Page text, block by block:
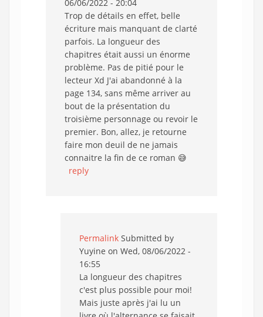
06/06/2022 - 20:04
Trop de détails en effet, belle
écriture mais manquant de clarté
parfois. La longueur des
chapitres était aussi un énorme
problème. Pas de pitié pour le
lecteur Xd J'ai abandonné à la
page 134, sans même arriver au
bout de la présentation du
troisième personnage ou revoir le
premier. Bon, allez, je retourne
faire mon deuil de ne jamais
connaitre la fin de ce roman 😅
reply
Permalink Submitted by
Yuyine on Wed, 08/06/2022 -
16:55
La longueur des chapitres
c'est plus possible pour moi!
Mais juste après j'ai lu un